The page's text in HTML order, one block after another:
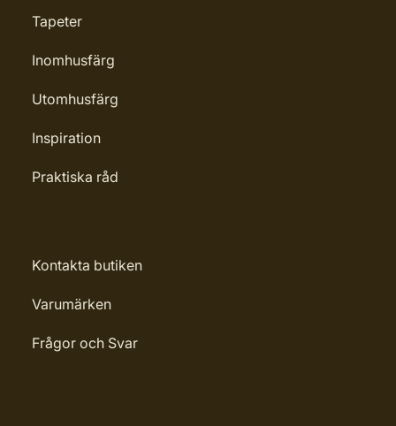
Tapeter
Inomhusfärg
Utomhusfärg
Inspiration
Praktiska råd
Kontakta butiken
Varumärken
Frågor och Svar